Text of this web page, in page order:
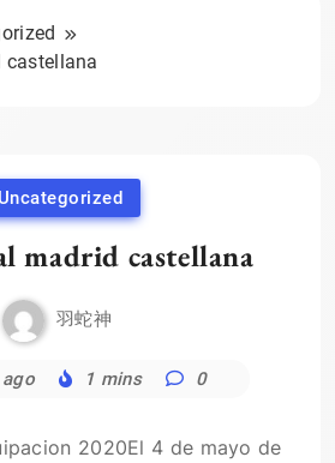
castellana
Uncategorized
madrid castellana
羽蛇神
1 mins 0
El 4 de mayo de